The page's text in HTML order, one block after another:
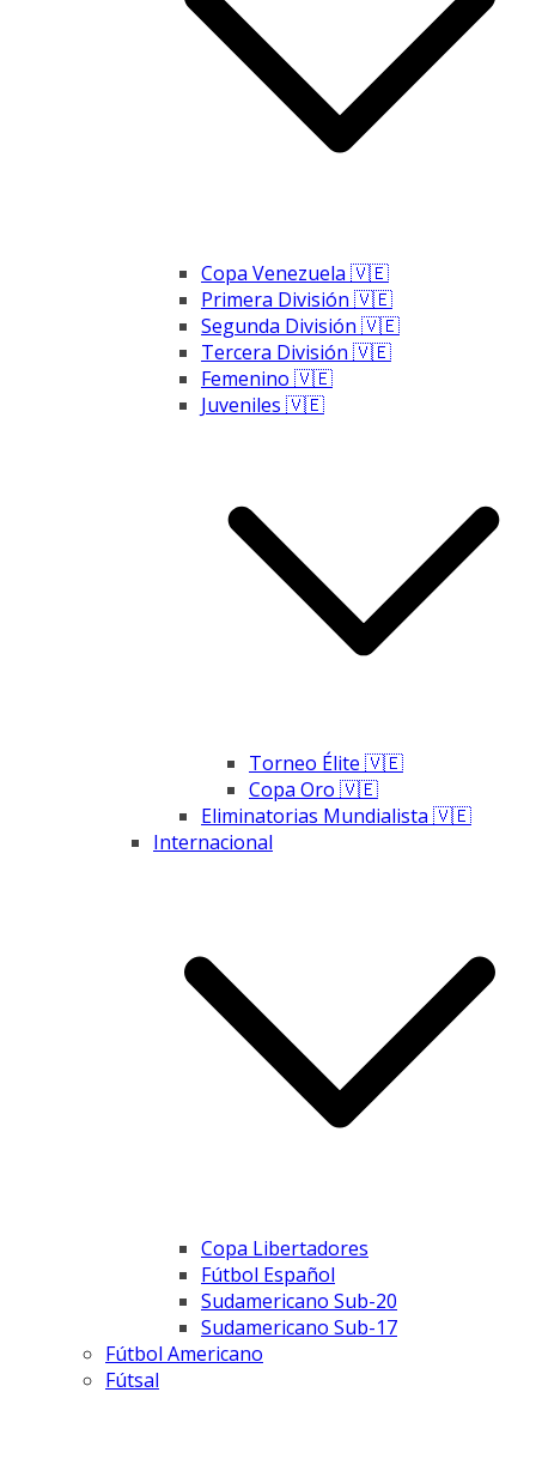
Copa Venezuela 🇻🇪
Primera División 🇻🇪
Segunda División 🇻🇪
Tercera División 🇻🇪
Femenino 🇻🇪
Juveniles 🇻🇪
Torneo Élite 🇻🇪
Copa Oro 🇻🇪
Eliminatorias Mundialista 🇻🇪
Internacional
Copa Libertadores
Fútbol Español
Sudamericano Sub-20
Sudamericano Sub-17
Fútbol Americano
Fútsal